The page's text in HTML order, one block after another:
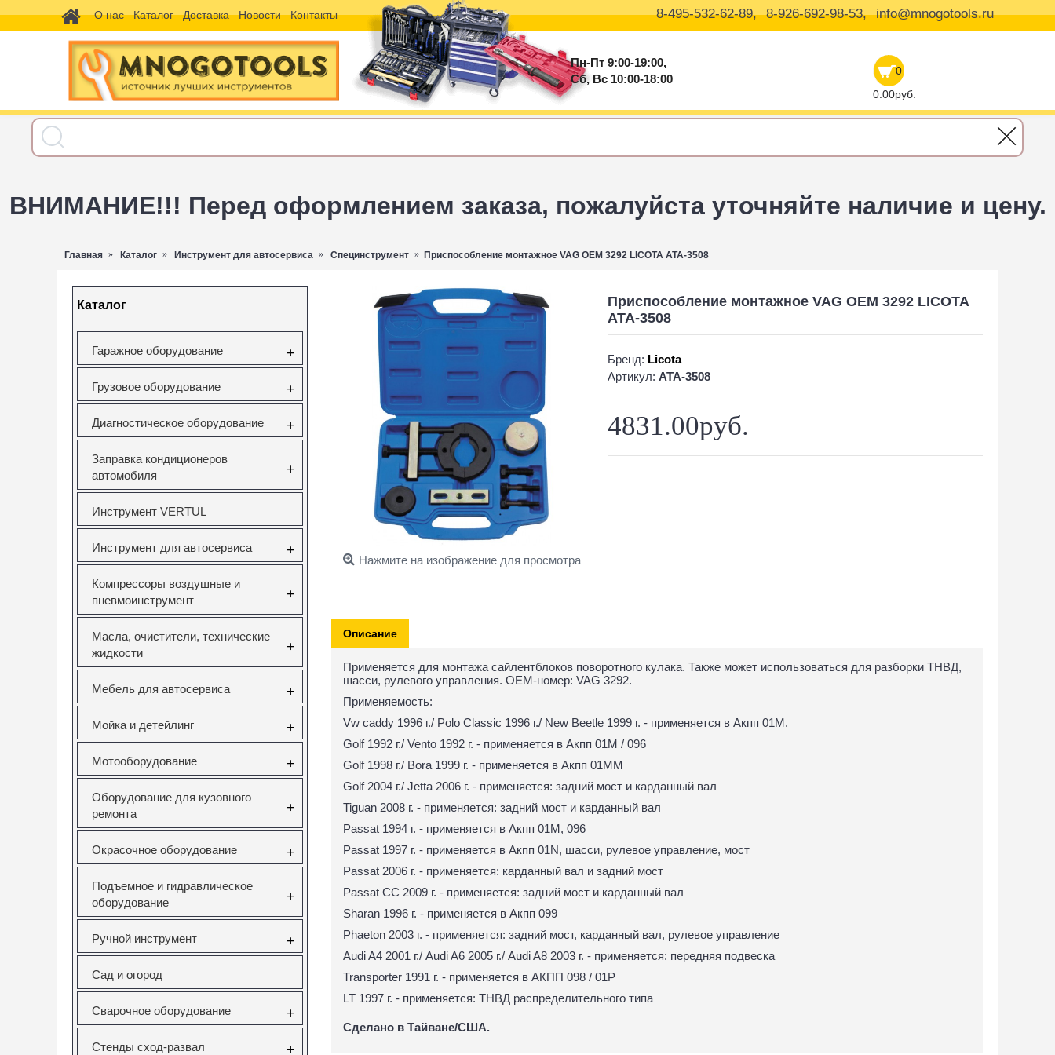
О нас Каталог Доставка Новости Контакты 8-495-532-62-89, 8-926-692-98-53, info@mnogotools.ru
Пн-Пт 9:00-19:00,
Сб, Вс 10:00-18:00
0
0.00руб.
ВНИМАНИЕ!!! Перед оформлением заказа, пожалуйста уточняйте наличие и цену.
Главная Каталог Инструмент для автосервиса Специнструмент Приспособление монтажное VAG OEM 3292 LICOTA ATA-3508
Каталог
Гаражное оборудование +
Грузовое оборудование +
Диагностическое оборудование +
Заправка кондиционеров
автомобиля
+
Инструмент VERTUL
Инструмент для автосервиса +
Компрессоры воздушные и
пневмоинструмент
+
Масла, очистители, технические
жидкости
+
Мебель для автосервиса +
Мойка и детейлинг +
Мотооборудование +
Оборудование для кузовного
ремонта
+
Окрасочное оборудование +
Подъемное и гидравлическое
оборудование
+
Ручной инструмент +
Сад и огород
Сварочное оборудование +
Стенды сход-развал +
Нажмите на изображение для просмотра
Приспособление монтажное VAG OEM 3292 LICOTA
ATA-3508
Бренд: Licota
Артикул: ATA-3508
4831.00руб.
Описание
Применяется для монтажа сайлентблоков поворотного кулака. Также может использоваться для разборки ТНВД,
шасси, рулевого управления. OEM-номер: VAG 3292.
Применяемость:
Vw сaddy 1996 г./ Polo Classic 1996 г./ New Beetle 1999 г. - применяется в Акпп 01M.
Golf 1992 г./ Vento 1992 г. - применяется в Акпп 01M / 096
Golf 1998 г./ Bora 1999 г. - применяется в Акпп 01MM
Golf 2004 г./ Jetta 2006 г. - применяется: задний мост и карданный вал
Tiguan 2008 г. - применяется: задний мост и карданный вал
Passat 1994 г. - применяется в Акпп 01M, 096
Passat 1997 г. - применяется в Акпп 01N, шасси, рулевое управление, мост
Passat 2006 г. - применяется: карданный вал и задний мост
Passat CC 2009 г. - применяется: задний мост и карданный вал
Sharan 1996 г. - применяется в Акпп 099
Phaeton 2003 г. - применяется: задний мост, карданный вал, рулевое управление
Audi A4 2001 г./ Audi A6 2005 г./ Audi A8 2003 г. - применяется: передняя подвеска
Transporter 1991 г. - применяется в АКПП 098 / 01P
LT 1997 г. - применяется: ТНВД распределительного типа
Сделано в Тайване/США.